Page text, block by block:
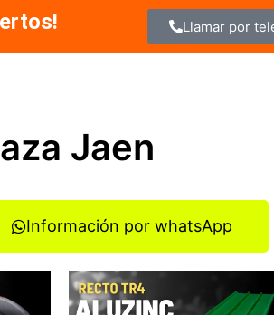
Llamar por
Jaen
Información por whatsApp